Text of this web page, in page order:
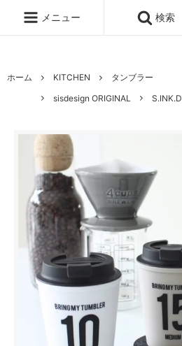
メニュー
検索
ホーム KITCHEN
タンブラー
sisdesign ORIGINAL
S.INK.D